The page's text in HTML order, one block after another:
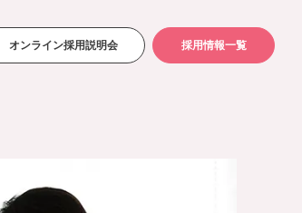
オンライン採用説明会 採用情報一覧